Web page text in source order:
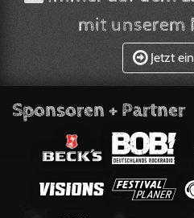
mit unserem
Jetzt
Sponsoren + Partner